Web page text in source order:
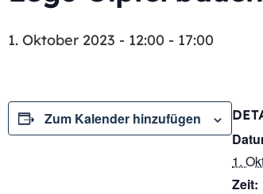
1. Oktober 2023 - 12:00 - 17:00
Zum Kalender hinzufügen
1.
Zeit: